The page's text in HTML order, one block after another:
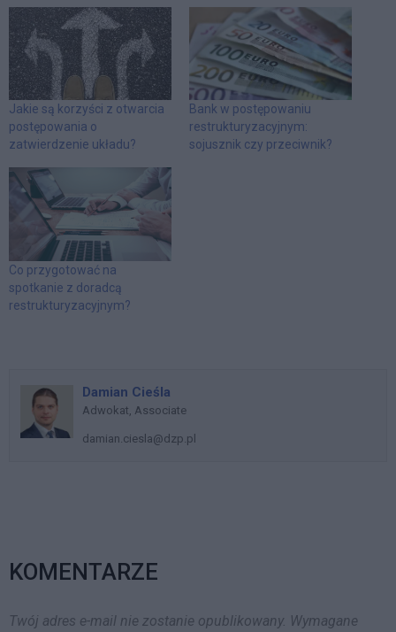
Jakie są korzyści z otwarcia
postępowania o
zatwierdzenie układu?
Bank w postępowaniu
restrukturyzacyjnym:
sojusznik czy przeciwnik?
Co przygotować na
spotkanie z doradcą
restrukturyzacyjnym?
Damian Cieśla
Adwokat, Associate
damian.ciesla@dzp.pl
KOMENTARZE
Twój adres e-mail nie zostanie opublikowany. Wymagane